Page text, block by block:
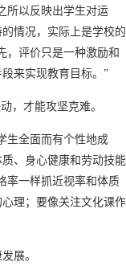
所以反映出学生对运
情况，实际上是学校的
，评价只是一种激励和
来实现教育目标。”
，才能攻坚克难。
生全面而有个性地成
、身心健康和劳动技能
率一样抓近视率和体质
理；要像关注文化课作
展。